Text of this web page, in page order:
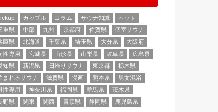
カップル コラム サウナ知識
ペット
重県
中部 九州 京都府 佐賀県
個室サウナ
庫県
北海道 千葉県 埼玉県 大分県
大阪府
性専用
宮城県 山形県 山梨県 岐阜県
広島県
知県
新潟県 日帰りサウナ 東京都
栃木県
まれるサウナ
滋賀県 漫画 熊本県
男女混浴
性専用
神奈川県 福岡県 群馬県
茨木県
野県
関東 関西 青森県 静岡県 鹿児島県